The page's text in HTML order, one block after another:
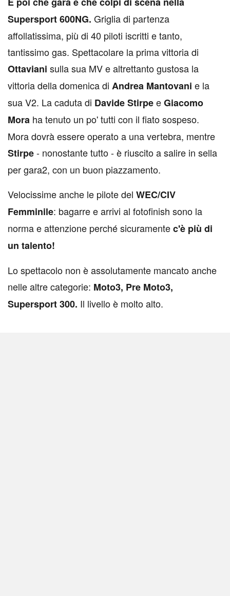
Supersport 600NG. Griglia di partenza
affollatissima, più di 40 piloti iscritti e tanto,
tantissimo gas. Spettacolare la prima vittoria di
Ottaviani sulla sua MV e altrettanto gustosa la
vittoria della domenica di Andrea Mantovani e la
sua V2. La caduta di Davide StirpeeGiacomo
Mora ha tenuto un po' tutti con il fiato sospeso.
Mora dovrà essere operato a una vertebra, mentre
Stirpe- nonostante tutto - è riuscito a salire in sella
per gara2, con un buon piazzamento.
Velocissime anche le pilote del WEC/CIV
Femminile: bagarre e arrivi al fotofinish sono la
norma e attenzione perché sicuramentec'è più di
un talento!
Lo spettacolo non è assolutamente mancato anche
nelle altre categorie: Moto3, Pre Moto3,
Supersport 300. Il livello è molto alto.